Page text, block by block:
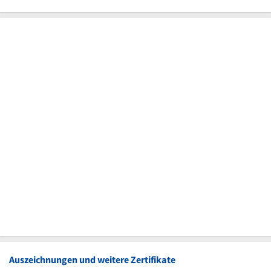
Auszeichnungen und weitere Zertifikate